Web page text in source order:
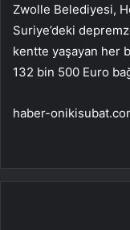
Zwolle Belediyesi,
Suriye’deki
kentte yaşayan her
132 bin 500 Euro
haber-